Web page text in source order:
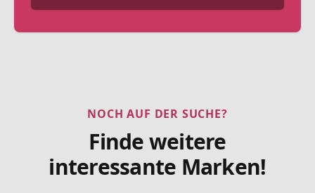
NOCH AUF DER SUCHE?
Finde weitere
interessante Marken!